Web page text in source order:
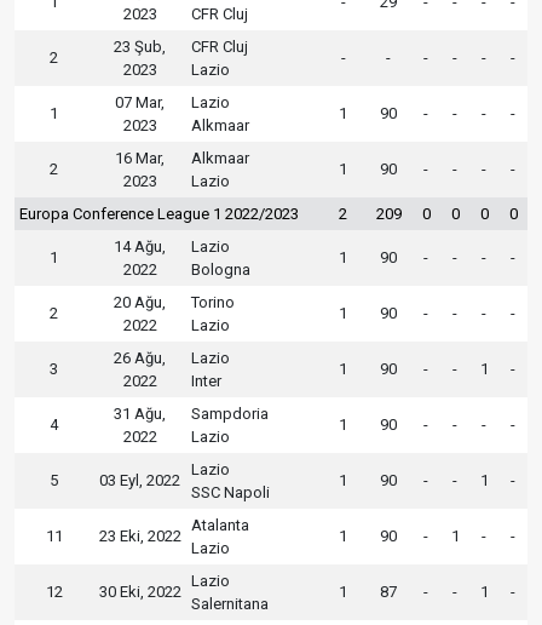
2023
CFR Cluj
2
23 Şub,
2023
CFR Cluj
Lazio
- - - - - -
1
07 Mar,
2023
Lazio
Alkmaar
1 90 - - - -
2
16 Mar,
2023
Alkmaar
Lazio
1 90 - - - -
Europa Conference League 1 2022/2023 2 209 0 0 0 0
1
14 Ağu,
2022
Lazio
Bologna
1 90 - - - -
2
20 Ağu,
2022
Torino
Lazio
1 90 - - - -
3
26 Ağu,
2022
Lazio
Inter
1 90 - - 1 -
4
31 Ağu,
2022
Sampdoria
Lazio
1 90 - - - -
5 03 Eyl, 2022
Lazio
SSC Napoli
1 90 - - 1 -
11 23 Eki, 2022
Atalanta
Lazio
1 90 - 1 - -
12 30 Eki, 2022
Lazio
Salernitana
1 87 - - 1 -